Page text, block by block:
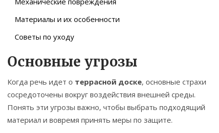
Материалы и их особенности
Советы по уходу
Основные угрозы
Когда речь идет о террасной доске, основные страхи
сосредоточены вокруг воздействия внешней среды.
Понять эти угрозы важно, чтобы выбрать подходящий
материал и вовремя принять меры по защите.